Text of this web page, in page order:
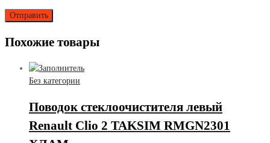
Похожие товары
Без категории
Поводок стеклоочистителя левый
Renault Clio 2 TAKSIM RMGN2301